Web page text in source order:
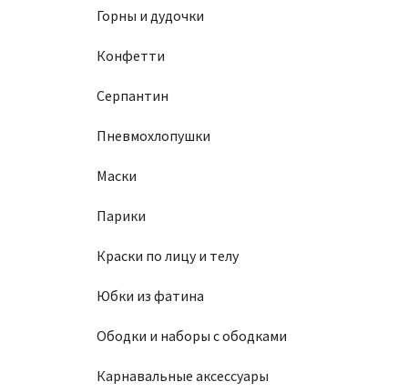
Горны и дудочки
Конфетти
Серпантин
Пневмохлопушки
Маски
Парики
Краски по лицу и телу
Юбки из фатина
Ободки и наборы с ободками
Карнавальные аксессуары